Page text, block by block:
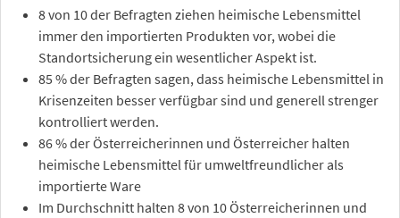
8 von 10 der Befragten ziehen heimische Lebensmittel
immer den importierten Produkten vor, wobei die
Standortsicherung ein wesentlicher Aspekt ist.
85 % der Befragten sagen, dass heimische Lebensmittel in
Krisenzeiten besser verfügbar sind und generell strenger
kontrolliert werden.
86 % der Österreicherinnen und Österreicher halten
heimische Lebensmittel für umweltfreundlicher als
importierte Ware
Im Durchschnitt halten 8 von 10 Österreicherinnen und